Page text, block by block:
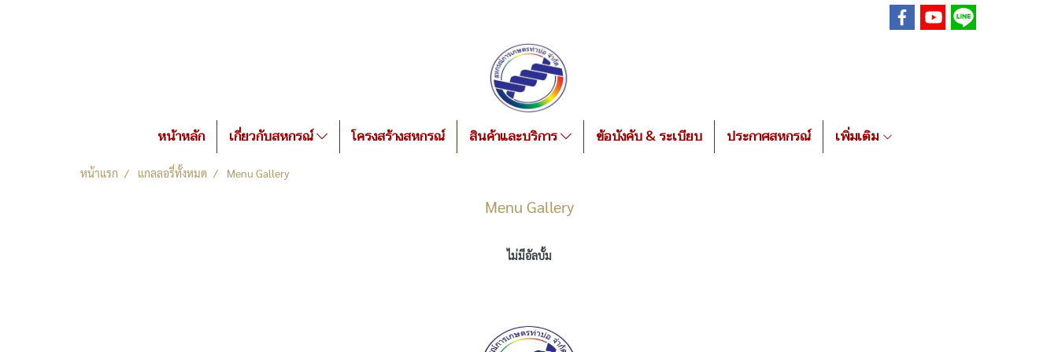
หน้าหลัก เกี่ยวกับสหกรณ์ โครงสร้างสหกรณ์ สินค้าและบริการ ข้อบังคับ & ระเบียบ ประกาศสหกรณ์ เพิ่มเติม
หน้าแรก แกลลอรี่ทั้งหมด Menu Gallery
Menu Gallery
ไม่มีอัลบั้ม